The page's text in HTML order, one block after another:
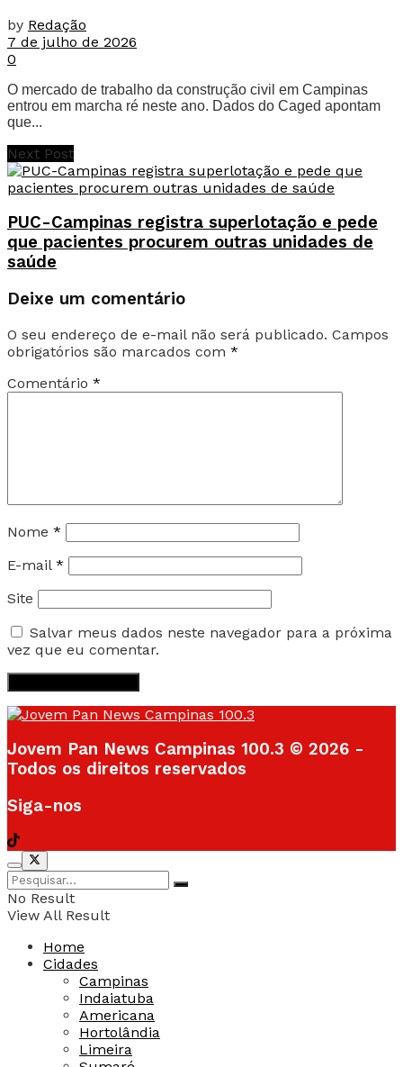
by Redação
7 de julho de 2026
0
O mercado de trabalho da construção civil em Campinas
entrou em marcha ré neste ano. Dados do Caged apontam
que...
Next Post
PUC-Campinas registra superlotação e pede
que pacientes procurem outras unidades de
saúde
Deixe um comentário
O seu endereço de e-mail não será publicado. Campos
obrigatórios são marcados com *
Comentário *
Nome *
E-mail *
Site
Salvar meus dados neste navegador para a próxima
vez que eu comentar.
Jovem Pan News Campinas 100.3 © 2026 -
Todos os direitos reservados
Siga-nos
No Result
View All Result
Home
Cidades
Campinas
Indaiatuba
Americana
Hortolândia
Limeira